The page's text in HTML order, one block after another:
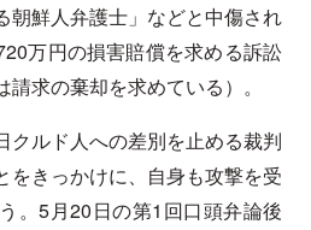
朝鮮人弁護士」などと中傷され
万円の損害賠償を求める訴訟
求の棄却を求めている）。
クルド人への差別を止める裁判
をきっかけに、自身も攻撃を受
。5月20日の第1回口頭弁論後